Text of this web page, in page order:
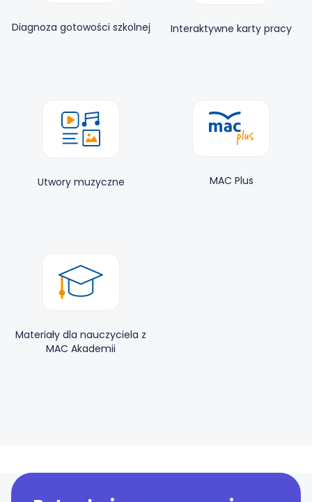
Diagnoza gotowości szkolnej Interaktywne karty pracy
Utwory muzyczne MAC Plus
Materiały dla nauczyciela z
MAC Akademii